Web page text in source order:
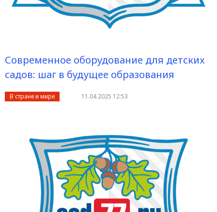
Современное оборудование для детских
садов: шаг в будущее образования
В стране и мире 11.04.2025 12:53